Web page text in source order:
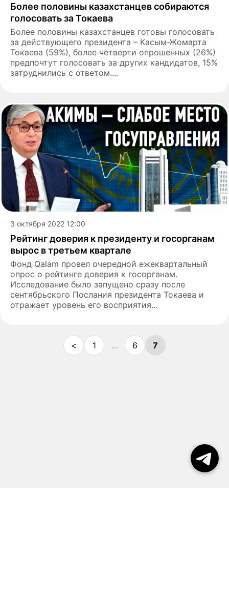
Более половины казахстанцев собираются
голосовать за Токаева
Более половины казахстанцев готовы голосовать
за действующего президента – Касым-Жомарта
Токаева (59%), более четверти опрошенных (26%)
предпочтут голосовать за других кандидатов, 15%
затруднились с ответом....
3 октября 2022 12:00
Рейтинг доверия к президенту и госорганам
вырос в третьем квартале
Фонд Qalam провел очередной ежеквартальный
опрос о рейтинге доверия к госорганам.
Исследование было запущено сразу после
сентябрьского Послания президента Токаева и
отражает уровень его восприятия...
< 1 … 6 7